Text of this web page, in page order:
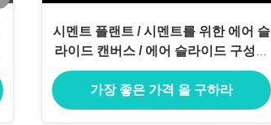
시멘트 플랜트 / 시멘트를 위한 에어 슬
라이드 캔버스 / 에어 슬라이드 구성은
알립니다
가장 좋은 가격 을 구하라